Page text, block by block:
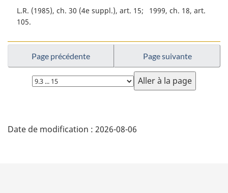
r
g
l
L.R. (1985), ch. 30 (4e suppl.), art. 15
1999, ch. 18, art.
105
Page précédente Page suivante
Choisissez
la
é
Date de modification : 2026-08-06